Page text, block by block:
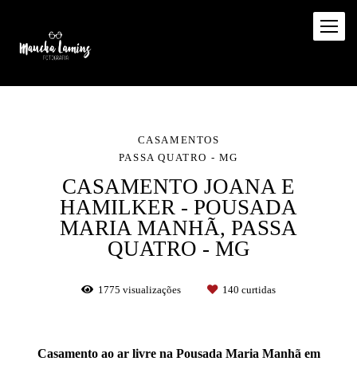
CASAMENTOS
PASSA QUATRO - MG
CASAMENTO JOANA E
HAMILKER - POUSADA
MARIA MANHÃ, PASSA
QUATRO - MG
1775 visualizações 140 curtidas
Casamento ao ar livre na Pousada Maria Manhã em